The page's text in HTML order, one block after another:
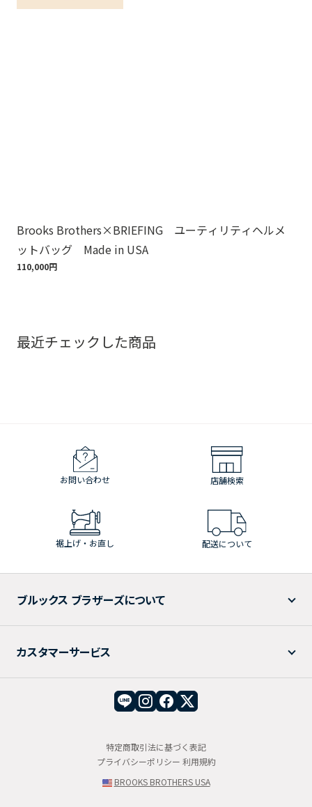
Brooks Brothers×BRIEFING ユーティリティヘルメ
ットバッグ Made in USA
110,000円
最近チェックした商品
お問い合わせ 店舗検索
裾上げ・お直し 配送について
ブルックス ブラザーズについて
カスタマーサービス
特定商取引法に基づく表記
プライバシーポリシー 利用規約
BROOKS BROTHERS USA